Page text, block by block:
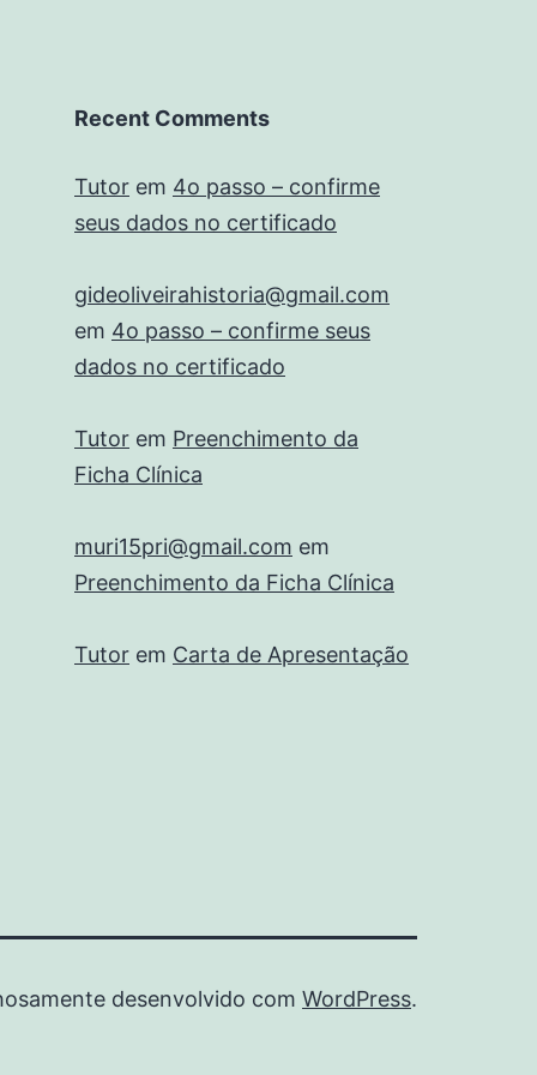
Recent Comments
Tutor em 4o passo – confirme
seus dados no certificado
gideoliveirahistoria@gmail.com
em 4o passo – confirme seus
dados no certificado
Tutor em Preenchimento da
Ficha Clínica
muri15pri@gmail.com em
Preenchimento da Ficha Clínica
Tutor em Carta de Apresentação
desenvolvido com WordPress.